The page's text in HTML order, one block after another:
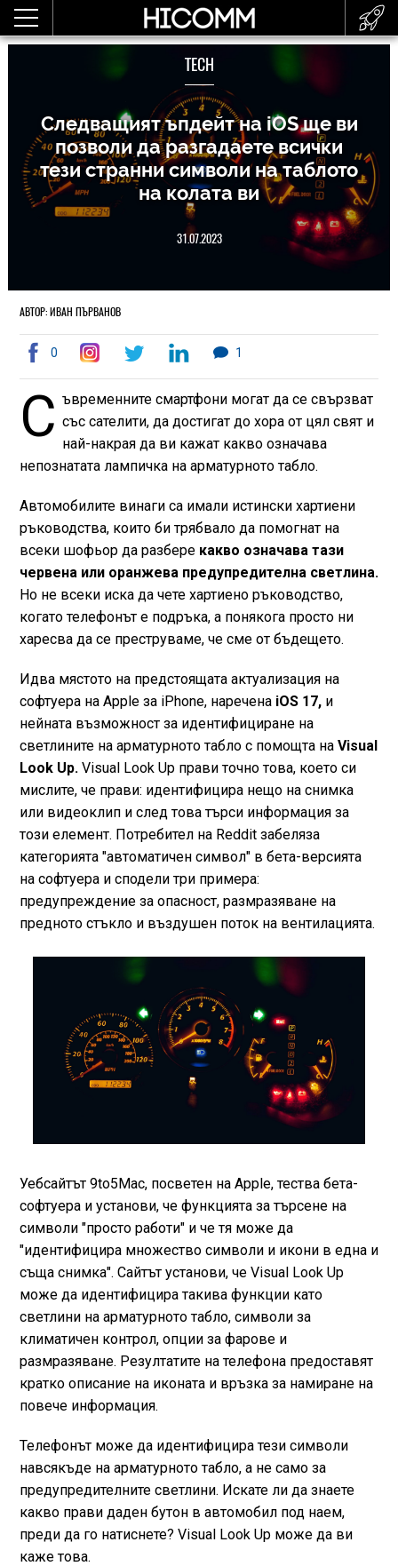
TECH
Следващият ъпдейт на iOS ще ви
позволи да разгадаете всички
тези странни символи на таблото
на колата ви
31.07.2023
АВТОР: ИВАН ПЪРВАНОВ
0 1
С ъвременните смартфони могат да се свързват
със сателити, да достигат до хора от цял свят и
най-накрая да ви кажат какво означава
непознатата лампичка на арматурното табло.
Автомобилите винаги са имали истински хартиени
ръководства, които би трябвало да помогнат на
всеки шофьор да разберекакво означава тази
червена или оранжева предупредителна светлина.
Но не всеки иска да чете хартиено ръководство,
когато телефонът е подръка, а понякога просто ни
харесва да се преструваме, че сме от бъдещето.
Идва мястото на предстоящата актуализация на
софтуера на Apple за iPhone, нареченаiOS 17,и
нейната възможност за идентифициране на
светлините на арматурното табло с помощта на Visual
Look Up.Visual Look Up прави точно това, което си
мислите, че прави: идентифицира нещо на снимка
или видеоклип и след това търси информация за
този елемент. Потребител на Reddit забеляза
категорията "автоматичен символ" в бета-версията
на софтуера и сподели три примера:
предупреждение за опасност, размразяване на
предното стъкло и въздушен поток на вентилацията.
Уебсайтът 9to5Mac, посветен на Apple, тества бета-
софтуера и установи, че функцията за търсене на
символи "просто работи" и че тя може да
"идентифицира множество символи и икони в една и
съща снимка". Сайтът установи, че Visual Look Up
може да идентифицира такива функции като
светлини на арматурното табло, символи за
климатичен контрол, опции за фарове и
размразяване. Резултатите на телефона предоставят
кратко описание на иконата и връзка за намиране на
повече информация.
Телефонът може да идентифицира тези символи
навсякъде на арматурното табло, а не само за
предупредителните светлини. Искате ли да знаете
какво прави даден бутон в автомобил под наем,
преди да го натиснете? Visual Look Up може да ви
каже това.